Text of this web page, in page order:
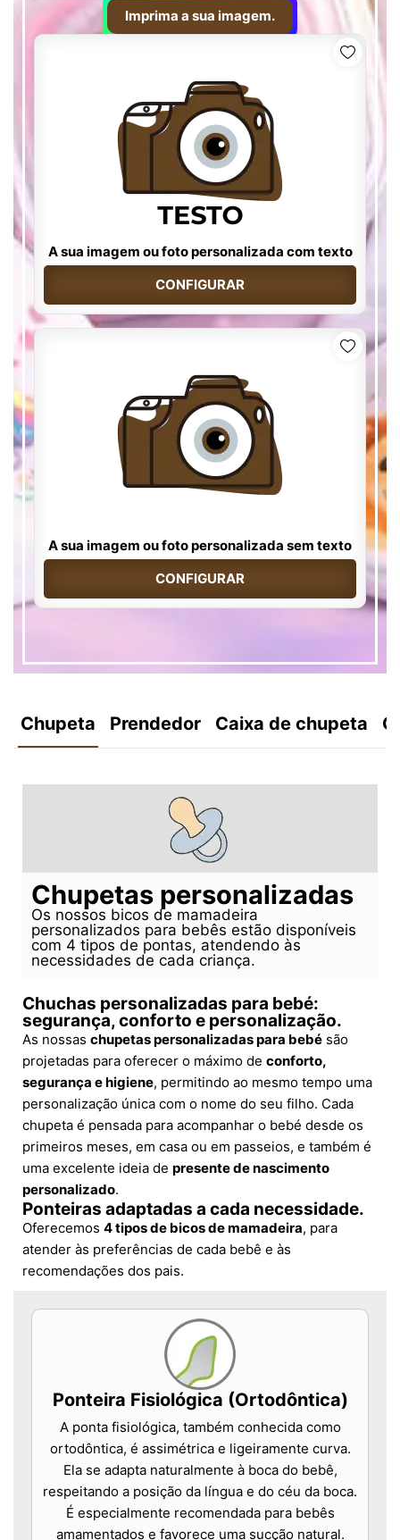
Imprima a sua imagem.
A sua imagem ou foto personalizada com texto
CONFIGURAR
A sua imagem ou foto personalizada sem texto
CONFIGURAR
Chupeta Prendedor Caixa de chupeta
Chupetas personalizadas
Os nossos bicos de mamadeira
personalizados para bebês estão disponíveis
com 4 tipos de pontas, atendendo às
necessidades de cada criança.
Chuchas personalizadas para bebé:
segurança, conforto e personalização.
As nossas chupetas personalizadas para bebé são
projetadas para oferecer o máximo de conforto,
segurança e higiene, permitindo ao mesmo tempo uma
personalização única com o nome do seu filho. Cada
chupeta é pensada para acompanhar o bebé desde os
primeiros meses, em casa ou em passeios, e também é
uma excelente ideia de presente de nascimento
personalizado.
Ponteiras adaptadas a cada necessidade.
Oferecemos 4 tipos de bicos de mamadeira, para
atender às preferências de cada bebê e às
recomendações dos pais.
Ponteira Fisiológica (Ortodôntica)
A ponta fisiológica, também conhecida como
ortodôntica, é assimétrica e ligeiramente curva.
Ela se adapta naturalmente à boca do bebê,
respeitando a posição da língua e do céu da boca.
É especialmente recomendada para bebês
amamentados e favorece uma sucção natural.